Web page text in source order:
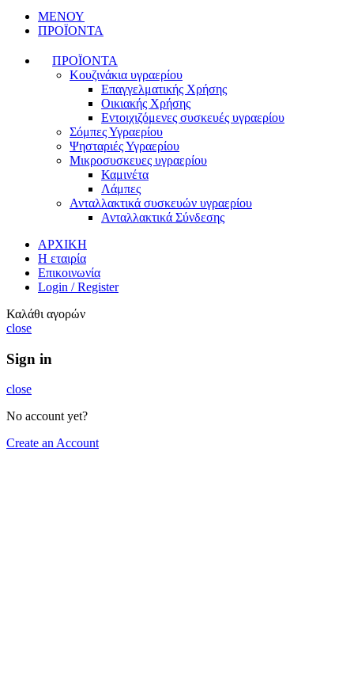
ΜΕΝΟΥ
ΠΡΟΪΟΝΤΑ
ΠΡΟΪΟΝΤΑ
Κουζινάκια υγραερίου
Επαγγελματικής Χρήσης
Οικιακής Χρήσης
Εντοιχιζόμενες συσκευές υγραερίου
Σόμπες Υγραερίου
Ψησταριές Υγραερίου
Μικροσυσκευες υγραερίου
Καμινέτα
Λάμπες
Ανταλλακτικά συσκευών υγραερίου
Ανταλλακτικά Σύνδεσης
ΑΡΧΙΚΗ
Η εταιρία
Επικοινωνία
Login / Register
Καλάθι αγορών
close
Sign in
close
No account yet?
Create an Account